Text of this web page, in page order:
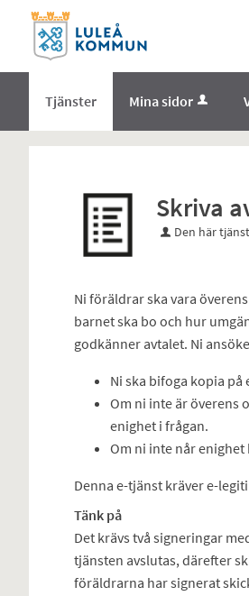
Välkommen
Norrbottens
Tjänster Mina sidor
Skriva
Den här
Ni föräldrar ska vara
barnet ska bo och hur
godkänner avtalet. Ni
Ni ska bifoga kopia
Om ni inte är överens
enighet i frågan.
Om ni inte når
Denna e-tjänst kräver e-
Tänk på
Det krävs två signeringar
tjänsten avslutas, därefter
föräldrarna har signerat